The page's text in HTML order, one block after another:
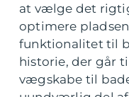
at vælge det
optimere
funktionalitet til
historie, der går
vægskabe til